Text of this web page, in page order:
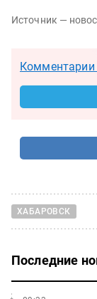
Источник —
Комментарии
ХАБАРОВСК
Последние